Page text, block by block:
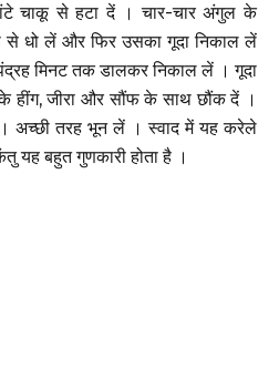
चाकू से हटा दें । चार-चार अंगुल के
से धो लें और फिर उसका गूदा निकाल लें
मिनट तक डालकर निकाल लें । गूदा
हींग, जीरा और सौंफ के साथ छौंक दें ।
अच्छी तरह भून लें । स्वाद में यह करेले
यह बहुत गुणकारी होता है ।